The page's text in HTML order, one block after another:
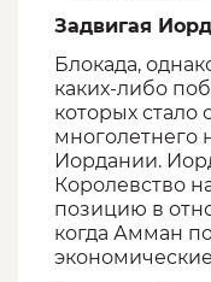
Задвигая
Блокада,
каких-либо
которых стало
Иордании.
Королевство
позицию в
когда Амман